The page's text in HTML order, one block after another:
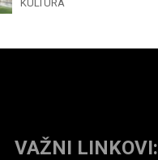
KULTURA
VAŽNI LINKOVI: